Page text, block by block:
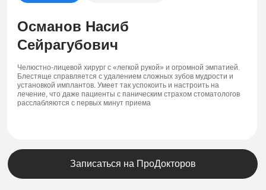
Челюстно-лицевой хирург с «легкой рукой» и огромной эмпатией.
Блестяще справляется с удалением сложных зубов мудрости и
установкой имплантов. Умеет так успокоить и настроить на
лечение, что даже пациенты с паническим страхом стоматологов
расслабляются с первых минут приема
Османов Насиб
Сейрагубович
Записаться на ПроДокторов